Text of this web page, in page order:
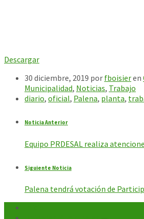
Descargar
30 diciembre, 2019 por fboisieren
Municipalidad, Noticias, Trabajo
diario, oficial, Palena, planta,
Noticia Anterior
Equipo PRDESAL realiza
Siguiente Noticia
Palena tendrá votación de